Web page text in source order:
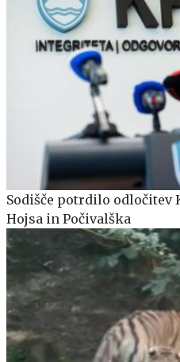
Sodišče potrdilo odločitev
Hojsa in Počivalška